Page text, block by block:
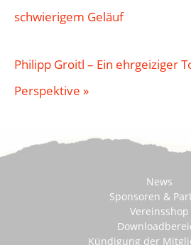
schwierigem Geläuf
Philipp Groitl – Ein ehrgeiziger
Perspektive »
News
Sponsoren &
Vereinsshop
Kündigung der